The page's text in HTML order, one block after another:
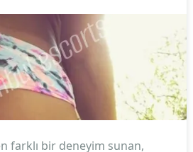
farklı bir deneyim sunan,